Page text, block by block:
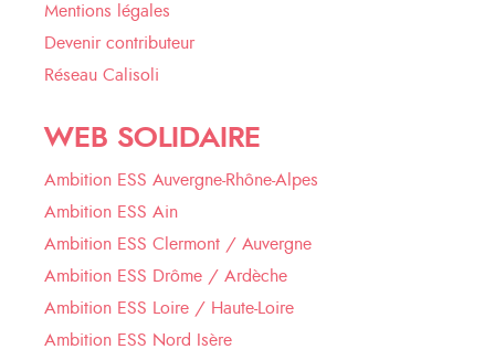
Mentions légales
Devenir contributeur
Réseau Calisoli
WEB SOLIDAIRE
Ambition ESS Auvergne-Rhône-Alpes
Ambition ESS Ain
Ambition ESS Clermont / Auvergne
Ambition ESS Drôme / Ardèche
Ambition ESS Loire / Haute-Loire
Ambition ESS Nord Isère